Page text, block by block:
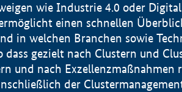
wie Industrie 4.0 oder
einen schnellen
in welchen Branchen sowie
gezielt nach Clustern und
und nach Exzellenzmaßnahmen
der